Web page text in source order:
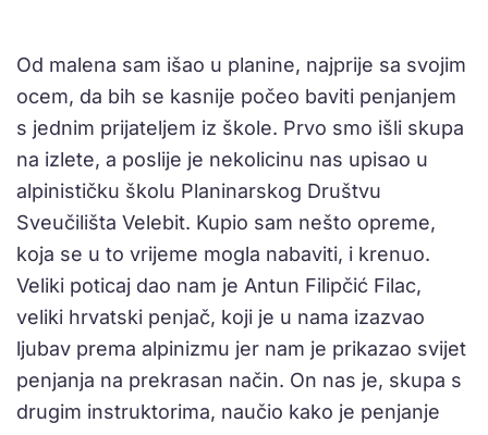
Od malena sam išao u planine, najprije sa svojim
ocem, da bih se kasnije počeo baviti penjanjem
s jednim prijateljem iz škole. Prvo smo išli skupa
na izlete, a poslije je nekolicinu nas upisao u
alpinističku školu Planinarskog Društvu
Sveučilišta Velebit. Kupio sam nešto opreme,
koja se u to vrijeme mogla nabaviti, i krenuo.
Veliki poticaj dao nam je Antun Filipčić Filac,
veliki hrvatski penjač, koji je u nama izazvao
ljubav prema alpinizmu jer nam je prikazao svijet
penjanja na prekrasan način. On nas je, skupa s
drugim instruktorima, naučio kako je penjanje